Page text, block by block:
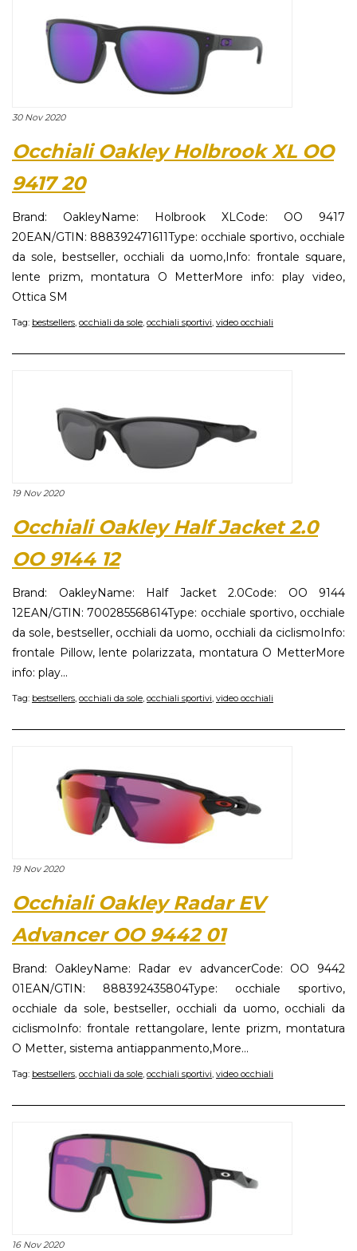
30 Nov 2020
Occhiali Oakley Holbrook XL OO
9417 20
Brand: OakleyName: Holbrook XLCode: OO 9417
20EAN/GTIN: 888392471611Type: occhiale sportivo, occhiale
da sole, bestseller, occhiali da uomo,Info: frontale square,
lente prizm, montatura O MetterMore info: play video,
Ottica SM
Tag: bestsellers occhiali da sole occhiali sportivi video occhiali
19 Nov 2020
Occhiali Oakley Half Jacket 2.0
OO 9144 12
Brand: OakleyName: Half Jacket 2.0Code: OO 9144
12EAN/GTIN: 700285568614Type: occhiale sportivo, occhiale
da sole, bestseller, occhiali da uomo, occhiali da ciclismoInfo:
frontale Pillow, lente polarizzata, montatura O MetterMore
info: play...
Tag: bestsellers occhiali da sole occhiali sportivi video occhiali
19 Nov 2020
Occhiali Oakley Radar EV
Advancer OO 9442 01
Brand: OakleyName: Radar ev advancerCode: OO 9442
01EAN/GTIN: 888392435804Type: occhiale sportivo,
occhiale da sole, bestseller, occhiali da uomo, occhiali da
ciclismoInfo: frontale rettangolare, lente prizm, montatura
O Metter, sistema antiappanmento,More...
Tag: bestsellers occhiali da sole occhiali sportivi video occhiali
16 Nov 2020